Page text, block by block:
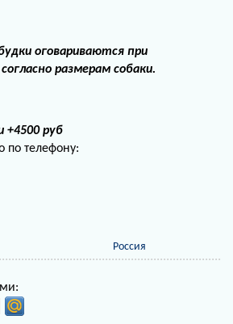
оговариваются при
размерам собаки.
+4500 руб
по телефону:
Россия